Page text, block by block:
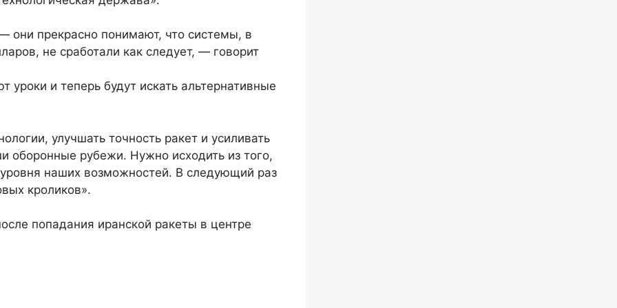
они прекрасно понимают, что системы, в
не сработали как следует, — говорит
и теперь будут искать альтернативные
улучшать точность ракет и усиливать
оборонные рубежи. Нужно исходить из того,
уровня наших возможностей. В следующий раз
кроликов».
попадания иранской ракеты в центре